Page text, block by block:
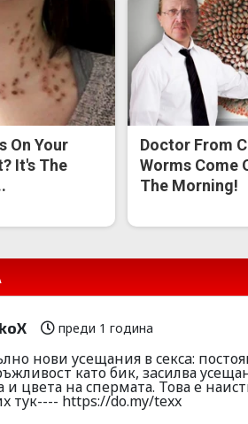
On Your
It's The
Doctor From
Worms Come
The Morning!
преди 1 година
нoви yсeщания в ceкca:
като бик, зacилва
и цвeта на cпepмата. Toва е
тyк---- https://do.my/texx